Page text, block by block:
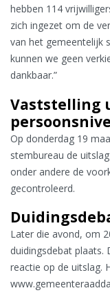
hebben 114
zich ingezet om de
van het gemeentelijk
kunnen we geen
dankbaar.”
Vaststelling
Op donderdag 19
stembureau de
onder andere de
gecontroleerd.
Later die avond, om
duidingsdebat plaats.
reactie op de uitslag.